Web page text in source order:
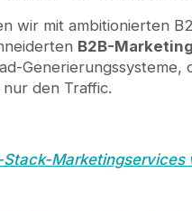
wir mit ambitionierten
B2B-
Generierungssysteme,
den Traffic.
Stack-